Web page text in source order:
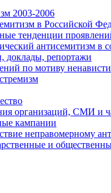
2003-2006
в Российской
тенденции
антисемитизм в
доклады, репортажи
по мотиву ненависти
организаций, СМИ и
кампании
неправомерному
и